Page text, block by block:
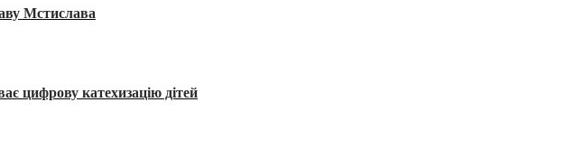
Мстислава
цифрову катехизацію дітей